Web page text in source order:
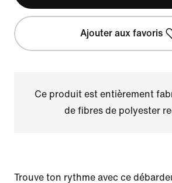
Ajouter aux favoris
Ce produit est entièrement
de fibres de polyester
Trouve ton rythme avec ce